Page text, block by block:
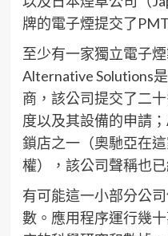
牌的電子煙提交了
至少有一家獨立電子
Alternative Solutions
商，該公司提交了二
度以及其設備的申請
鎖店之一（奧馳亞在
權），該公司聲稱也
有可能這一小部分公
數。應用程序運行幾